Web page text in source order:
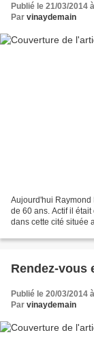
Publié le 21/03/2014
Par vinaydemain
Aujourd'hui Raymond
de 60 ans. Actif il
dans cette cité située
Rendez-vous
Publié le 20/03/2014
Par vinaydemain